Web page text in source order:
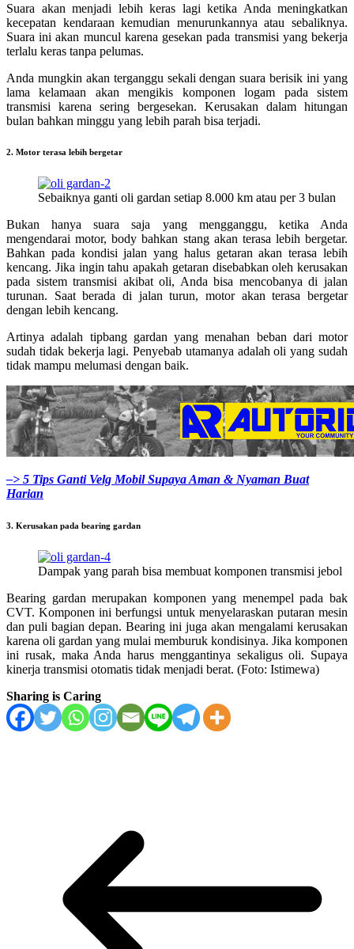
Suara akan menjadi lebih keras lagi ketika Anda meningkatkan
kecepatan kendaraan kemudian menurunkannya atau sebaliknya.
Suara ini akan muncul karena gesekan pada transmisi yang bekerja
terlalu keras tanpa pelumas.
Anda mungkin akan terganggu sekali dengan suara berisik ini yang
lama kelamaan akan mengikis komponen logam pada sistem
transmisi karena sering bergesekan. Kerusakan dalam hitungan
bulan bahkan minggu yang lebih parah bisa terjadi.
2. Motor terasa lebih bergetar
Sebaiknya ganti oli gardan setiap 8.000 km atau per 3 bulan
Bukan hanya suara saja yang mengganggu, ketika Anda
mengendarai motor, body bahkan stang akan terasa lebih bergetar.
Bahkan pada kondisi jalan yang halus getaran akan terasa lebih
kencang. Jika ingin tahu apakah getaran disebabkan oleh kerusakan
pada sistem transmisi akibat oli, Anda bisa mencobanya di jalan
turunan. Saat berada di jalan turun, motor akan terasa bergetar
dengan lebih kencang.
Artinya adalah tipbang gardan yang menahan beban dari motor
sudah tidak bekerja lagi. Penyebab utamanya adalah oli yang sudah
tidak mampu melumasi dengan baik.
–> 5 Tips Ganti Velg Mobil Supaya Aman & Nyaman Buat
Harian
3. Kerusakan pada bearing gardan
Dampak yang parah bisa membuat komponen transmisi jebol
Bearing gardan merupakan komponen yang menempel pada bak
CVT. Komponen ini berfungsi untuk menyelaraskan putaran mesin
dan puli bagian depan. Bearing ini juga akan mengalami kerusakan
karena oli gardan yang mulai memburuk kondisinya. Jika komponen
ini rusak, maka Anda harus menggantinya sekaligus oli. Supaya
kinerja transmisi otomatis tidak menjadi berat. (Foto: Istimewa)
Sharing is Caring